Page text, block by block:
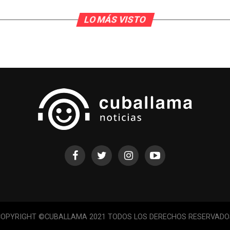
LO MÁS VISTO
©CUBALLAMA 2021 TODOS LOS DERECHOS